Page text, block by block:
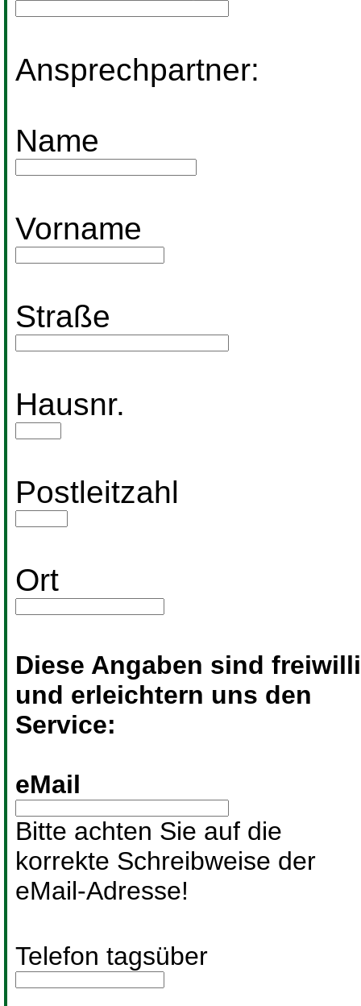
Ansprechpartner:
Name
Vorname
Straße
Hausnr.
Postleitzahl
Ort
Diese Angaben sind
und erleichtern uns den
Service:
eMail
Bitte achten Sie auf die
korrekte Schreibweise der
eMail-Adresse!
Telefon tagsüber